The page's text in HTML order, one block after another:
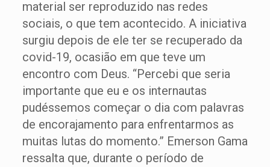
material ser reproduzido nas redes
sociais, o que tem acontecido. A iniciativa
surgiu depois de ele ter se recuperado da
covid-19, ocasião em que teve um
encontro com Deus. “Percebi que seria
importante que eu e os internautas
pudéssemos começar o dia com palavras
de encorajamento para enfrentarmos as
muitas lutas do momento.” Emerson Gama
ressalta que, durante o período de